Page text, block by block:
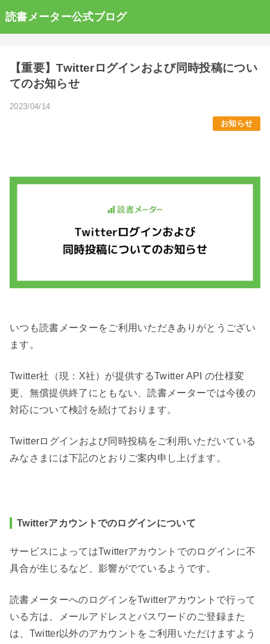
読書メーター公式ブログ
【重要】Twitterログインおよび同時投稿につい
てのお知らせ
2023/04/14
お知らせ
いつも読書メーターをご利用いただきありがとうござい
ます。
Twitter社（現：X社）が提供するTwitter API の仕様変
更、無償提供終了にともない、読書メーターでは今後の
対応について検討を続けております。
Twitterログインおよび同時投稿をご利用いただいている
みなさまには下記のとおりご案内申し上げます。
Twitterアカウントでのログインについて
サービスによってはTwitterアカウントでのログインに不
具合が生じるなど、影響がでているようです。
読書メーターへのログインをTwitterアカウントで行って
いる方は、メールアドレスとパスワードのご登録また
は、Twitter以外のアカウントをご利用いただけますよう